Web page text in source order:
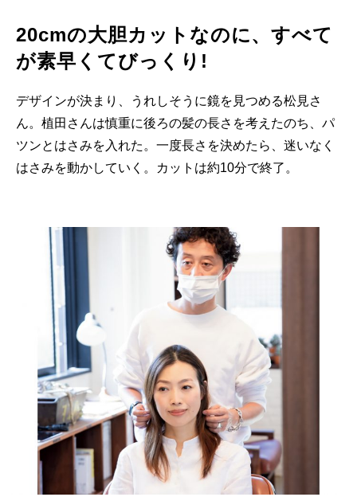
20cmの大胆カットなのに、すべて
が素早くてびっくり!
デザインが決まり、うれしそうに鏡を見つめる松見さ
ん。植田さんは慎重に後ろの髪の長さを考えたのち、パ
ツンとはさみを入れた。一度長さを決めたら、迷いなく
はさみを動かしていく。カットは約10分で終了。